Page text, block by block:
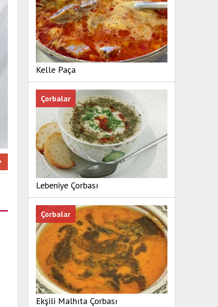
Kelle Paça
Lebeniye Çorbası
Çorbalar
Ekşili Malhıta Çorbası
Çorbalar